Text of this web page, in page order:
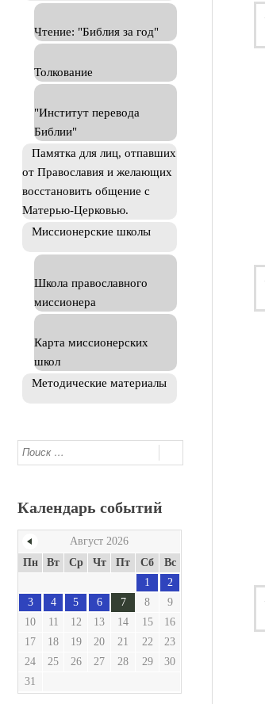
Чтение: "Библия за год"
Толкование
"Институт перевода
Библии"
Памятка для лиц, отпавших
от Православия и желающих
восстановить общение с
Матерью-Церковью.
Миссионерские школы
Школа православного
миссионера
Карта миссионерских
школ
Методические материалы
Календарь событий
Август 2026
Пн
Вт Ср Чт Пт Сб
Вс
1
2
3
4 5 6 7 8
9
10
11 12 13 14 15
16
17
18 19 20 21 22
23
24
25 26 27 28 29
30
31